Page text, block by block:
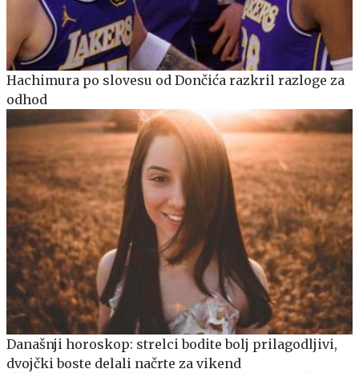
Hachimura po slovesu od Dončića razkril razloge za
odhod
Današnji horoskop: strelci bodite bolj prilagodljivi,
dvojčki boste delali načrte za vikend